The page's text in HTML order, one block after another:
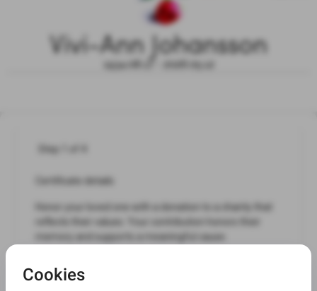
Vivi-Ann Johansson
1934.08.17 - 2026.05.12